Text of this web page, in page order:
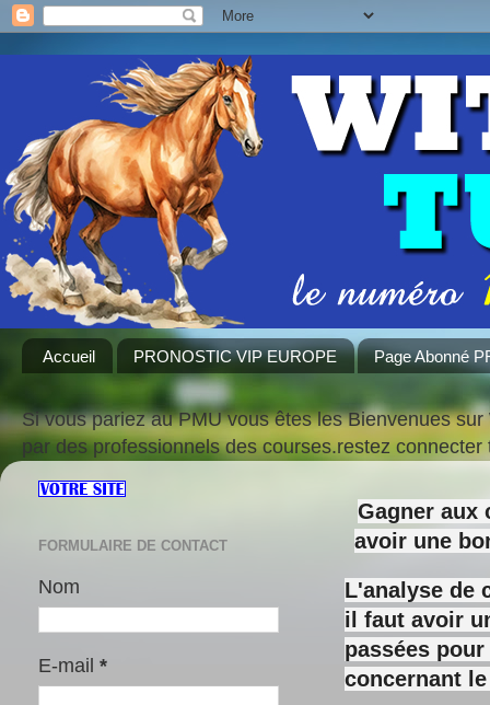
Accueil PRONOSTIC VIP EUROPE Page Abonné
Si vous pariez au PMU vous êtes les Bienvenues
par des professionnels des courses.restez
Gagner aux
avoir une
L'analyse de
il faut avoir
passées
concernant
FORMULAIRE DE CONTACT
Nom
E-mail *